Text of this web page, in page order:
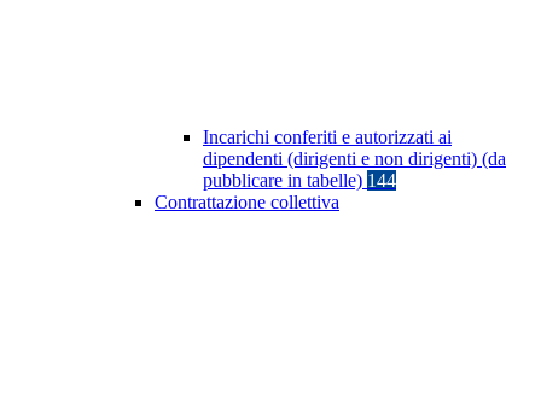
Incarichi conferiti e autorizzati ai
dipendenti (dirigenti e non dirigenti) (da
pubblicare in tabelle) 144
Contrattazione collettiva